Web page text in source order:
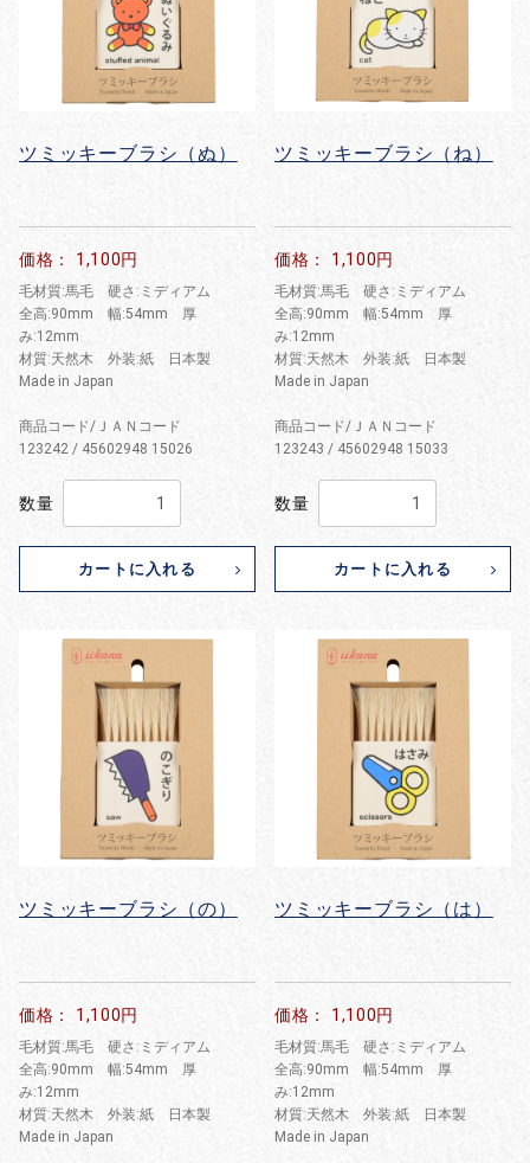
ツミッキーブラシ（ぬ）
価格： 1,100円
毛材質:馬毛 硬さ:ミディアム
全高:90mm 幅:54mm 厚
み:12mm
材質:天然木 外装:紙 日本製
Made in Japan
商品コード/ＪＡＮコード
123242 / 45602948 15026
数量
カートに入れる
ツミッキーブラシ（ね）
価格： 1,100円
毛材質:馬毛 硬さ:ミディアム
全高:90mm 幅:54mm 厚
み:12mm
材質:天然木 外装:紙 日本製
Made in Japan
商品コード/ＪＡＮコード
123243 / 45602948 15033
数量
カートに入れる
ツミッキーブラシ（の）
価格： 1,100円
毛材質:馬毛 硬さ:ミディアム
全高:90mm 幅:54mm 厚
み:12mm
材質:天然木 外装:紙 日本製
Made in Japan
ツミッキーブラシ（は）
価格： 1,100円
毛材質:馬毛 硬さ:ミディアム
全高:90mm 幅:54mm 厚
み:12mm
材質:天然木 外装:紙 日本製
Made in Japan